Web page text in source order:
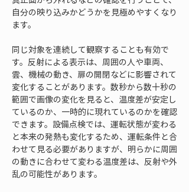
自分の映り込みかどうかを見極めやすくなり
ます。
同じ対象を連続して観察することも有効で
す。反射による表示は、周囲の人や車両、
雲、機械の動き、扉の開閉などに影響されて
変化することがあります。数秒から数十秒の
範囲で画像の変化を見ると、温度差が安定し
ているのか、一時的に現れているのかを確認
できます。設備点検では、運転状態が変わる
と本来の発熱も変化するため、運転条件と合
わせて見る必要がありますが、明らかに周囲
の動きに合わせて変わる温度差は、反射や外
乱の可能性があります。